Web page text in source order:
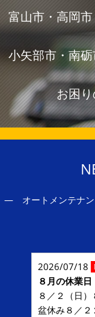
富山市・高岡
小矢部市・南
お困
― オートメンテナン
2026/07/18
８月の休業日
８／２（日
盆休み８／２